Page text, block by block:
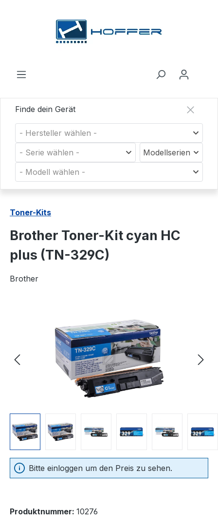
Finde dein Gerät
- Hersteller wählen -
- Serie wählen -
Modellserien
- Modell wählen -
Toner-Kits
Brother Toner-Kit cyan HC
plus (TN-329C)
Brother
Bitte einloggen um den Preis zu sehen.
Produktnummer: 10276